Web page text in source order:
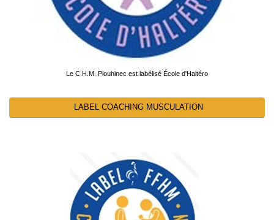
Le C.H.M. Plouhinec est labélisé École d'Haltéro
LABEL COACHING MUSCULATION